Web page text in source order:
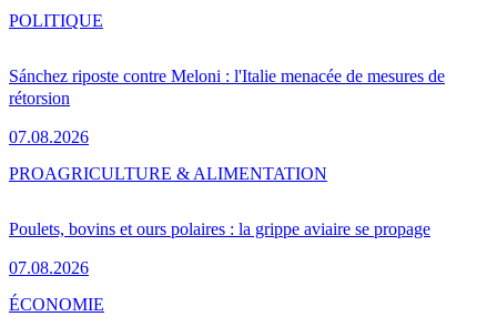
Sánchez riposte contre Meloni : l'Italie menacée de mesures de
rétorsion
07.08.2026
POLITIQUE
Poulets, bovins et ours polaires : la grippe aviaire se propage
07.08.2026
PROAGRICULTURE & ALIMENTATION
ÉCONOMIE